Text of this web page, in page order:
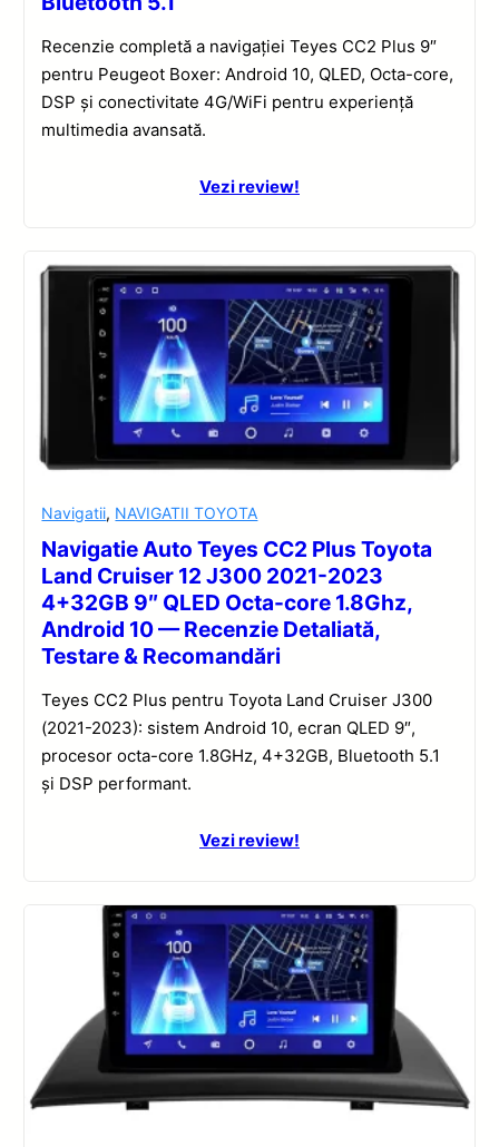
Recenzie completă a navigației Teyes CC2 Plus 9″
pentru Peugeot Boxer: Android 10, QLED, Octa-core,
DSP și conectivitate 4G/WiFi pentru experiență
multimedia avansată.
Vezi review!
Navigatii, NAVIGATII TOYOTA
Navigatie Auto Teyes CC2 Plus Toyota
Land Cruiser 12 J300 2021-2023
4+32GB 9″ QLED Octa-core 1.8Ghz,
Android 10 — Recenzie Detaliată,
Testare & Recomandări
Teyes CC2 Plus pentru Toyota Land Cruiser J300
(2021-2023): sistem Android 10, ecran QLED 9″,
procesor octa-core 1.8GHz, 4+32GB, Bluetooth 5.1
și DSP performant.
Vezi review!